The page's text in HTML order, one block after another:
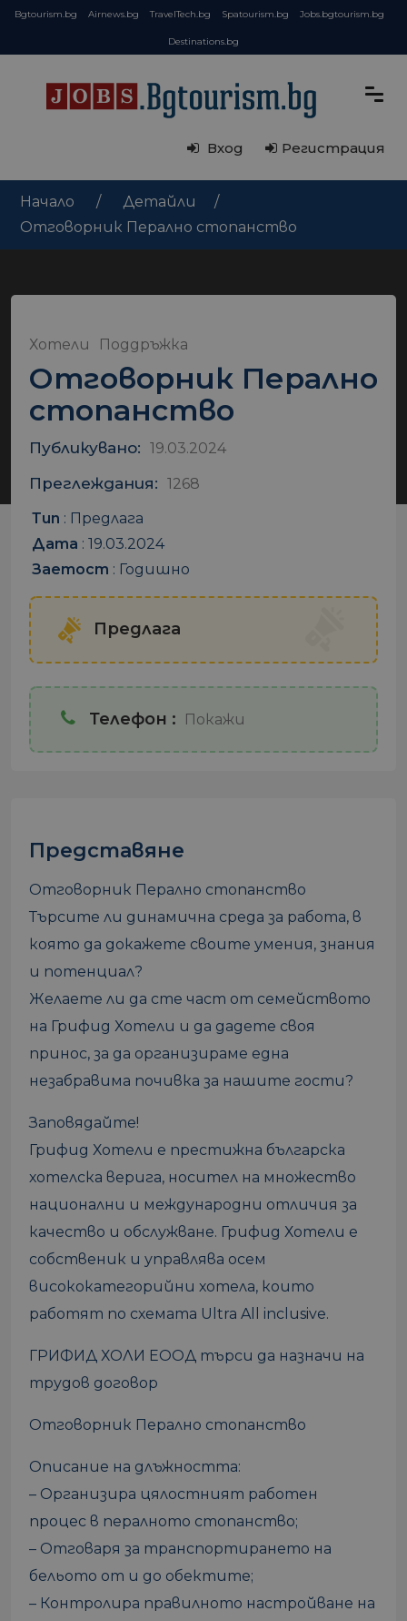
Bgtourism.bg Airnews.bg TravelTech.bg Spatourism.bg Jobs.bgtourism.bg
Destinations.bg
Вход Регистрация
Начало
Детайли
Отговорник Перално стопанство
Хотели Поддръжка
Отговорник Перално
стопанство
Публикувано: 19.03.2024
Преглеждания: 1268
Тип : Предлага
Дата : 19.03.2024
Заетост : Годишно
Предлага
Телефон : Покажи
Представяне
Отговорник Перално стопанство
Търсите ли динамична среда за работа, в
която да докажете своите умения, знания
и потенциал?
Желаете ли да сте част от семейството
на Грифид Хотели и да дадете своя
принос, за да организираме една
незабравима почивка за нашите гости?
Заповядайте!
Грифид Хотели е престижна българска
хотелска верига, носител на множество
национални и международни отличия за
качество и обслужване. Грифид Хотели е
собственик и управлява осем
висококатегорийни хотела, които
работят по схемата Ultra All inclusive.
ГРИФИД ХОЛИ ЕООД търси да назначи на
трудов договор
Отговорник Перално стопанство
Описание на длъжността:
– Организира цялостният работен
процес в пералното стопанство;
– Отговаря за транспортирането на
бельото от и до обектите;
– Контролира правилното настройване на